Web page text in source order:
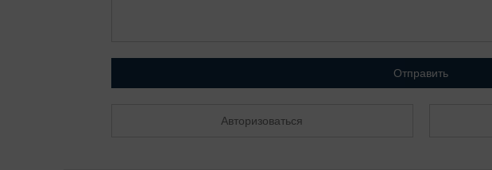
Отправить
Авторизоваться